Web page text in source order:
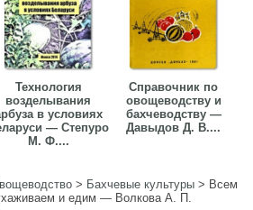
Технология
возделывания
в условиях
— Степуро
М. Ф....
Справочник по
овощеводству и
бахчеводству —
Давыдов Д. В....
> Бахчевые культуры > Всем
и едим — Волкова А. П.